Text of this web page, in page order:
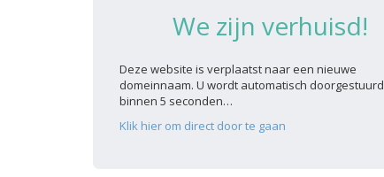
We zijn verhuisd!
Deze website is verplaatst naar een nieuwe
domeinnaam. U wordt automatisch doorgestuurd
binnen 5 seconden…
Klik hier om direct door te gaan